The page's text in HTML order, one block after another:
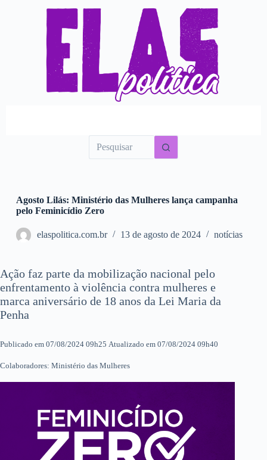
Agosto Lilás: Ministério das Mulheres lança campanha
pelo Feminicídio Zero
elaspolitica.com.br 13 de agosto de 2024 notícias
Ação faz parte da mobilização nacional pelo
enfrentamento à violência contra mulheres e
marca aniversário de 18 anos da Lei Maria da
Penha
Publicado em 07/08/2024 09h25 Atualizado em 07/08/2024 09h40
Colaboradores: Ministério das Mulheres